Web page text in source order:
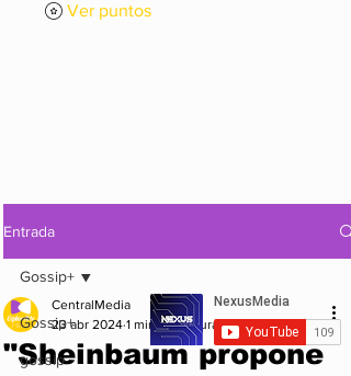
Ver puntos
Entrada
Gossip+
gossip
Gossip+
"Sheinbaum propone
CentralMedia
23 abr 2024 1 min de lectura